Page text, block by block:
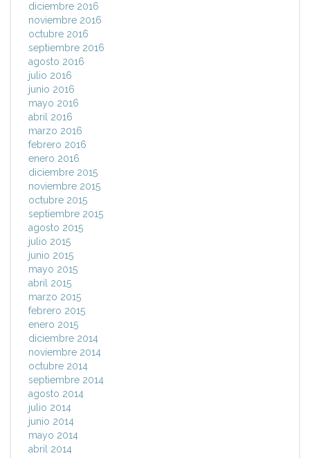
diciembre 2016
noviembre 2016
octubre 2016
septiembre 2016
agosto 2016
julio 2016
junio 2016
mayo 2016
abril 2016
marzo 2016
febrero 2016
enero 2016
diciembre 2015
noviembre 2015
octubre 2015
septiembre 2015
agosto 2015
julio 2015
junio 2015
mayo 2015
abril 2015
marzo 2015
febrero 2015
enero 2015
diciembre 2014
noviembre 2014
octubre 2014
septiembre 2014
agosto 2014
julio 2014
junio 2014
mayo 2014
abril 2014